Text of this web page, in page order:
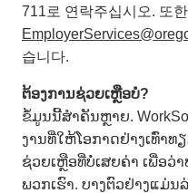
711로 연락주십시오. 또한
습니다.
ຕ້ອງການຊ່ວຍເຫຼືອບໍ?
ຂໍ້ມູນນີ້ສຳຄັນຫຼາຍ.
ງານທີ່ໃຫ້ໂອກາດຢ່າງເທົ່າທ
ຊ່ວຍເຫຼືອທີ່ບໍ່ເສຍຄ່າ ເພື່ອວ່
ພວກເຮົາ. ບາງຕົວຢ່າງແມ່ນ